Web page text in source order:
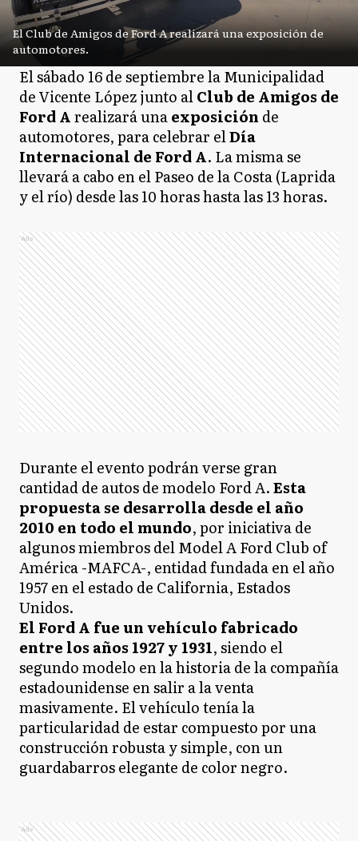
El Club de Amigos de Ford A realizará una exposición de
automotores.
El sábado 16 de septiembre la Municipalidad
de Vicente López junto alClub de Amigos de
Ford Arealizará unaexposición de
automotores, para celebrar elDía
Internacional de Ford A. La misma se
llevará a cabo en el Paseo de la Costa (Laprida
y el río) desde las 10 horas hasta las 13 horas.
Ads
Durante el evento podrán verse gran
cantidad de autos de modelo Ford A.Esta
propuesta se desarrolla desde el año
2010 en todo el mundo, por iniciativa de
algunos miembros del Model A Ford Club of
América -MAFCA-, entidad fundada en el año
1957 en el estado de California, Estados
Unidos.
El Ford A fue un vehículo fabricado
entre los años 1927 y 1931, siendo el
segundo modelo en la historia de la compañía
estadounidense en salir a la venta
masivamente. El vehículo tenía la
particularidad de estar compuesto por una
construcción robusta y simple, con un
guardabarros elegante de color negro.
Ads